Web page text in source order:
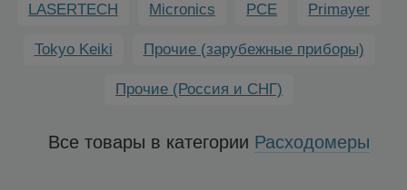
LASERTECH Micronics PCE Primayer
Tokyo Keiki Прочие (зарубежные приборы)
Прочие (Россия и СНГ)
Все товары в категории Расходомеры